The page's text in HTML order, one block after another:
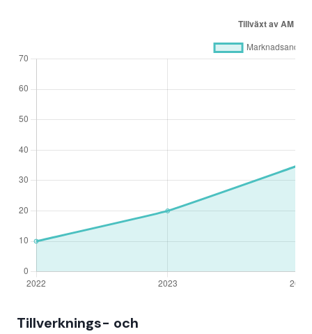
Tillverknings- och